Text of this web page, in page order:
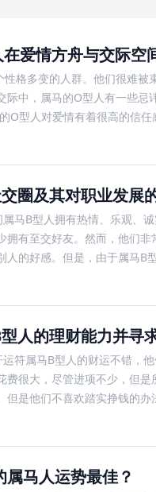
爱情方舟与交际空
性格多变的人群。他们很难
际中，属马的O型人有一些
O型人对爱情有着很高的信
圈及其对职业发展
马B型人拥有热情、乐观、
拥有至交好友。然而，他们
人的好感。但是，由于属马B
人的理财能力并寻
符属马B型人的财运不错，
费很大，尽管进项不少，但
但是他们不喜欢踏实挣钱的
马人运势最佳？